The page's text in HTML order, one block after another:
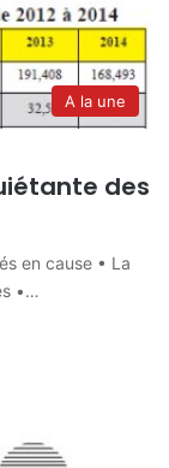
A la une
des
en cause • La
•…